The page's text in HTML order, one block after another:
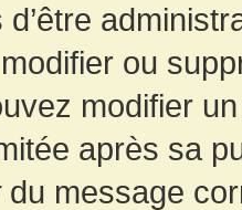
d’être
ou
modifier
après sa
du message